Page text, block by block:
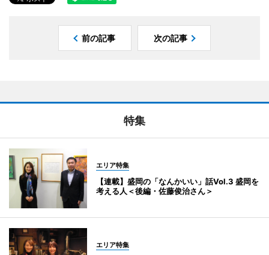
前の記事 次の記事
特集
エリア特集
【連載】盛岡の「なんかいい」話Vol.3 盛岡を
考える人＜後編・佐藤俊治さん＞
エリア特集